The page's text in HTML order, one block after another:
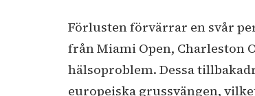
Förlusten förvärrar en svår
från Miami Open, Charleston
hälsoproblem. Dessa
europeiska grussvängen,